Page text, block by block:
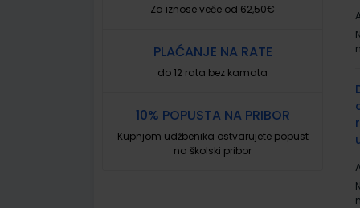
Za iznose veće od 62,50€
PLAĆANJE NA RATE
do 12 rata bez kamata
10% POPUSTA NA PRIBOR
Kupnjom udžbenika ostvarujete popust
na školski pribor